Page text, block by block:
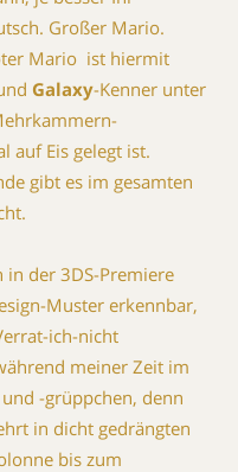
Großer Mario.
Mario  ist hiermit
Galaxy-Kenner unter
auf Eis gelegt ist.
gibt es im gesamten
der 3DS-Premiere
Muster erkennbar,
ich-nicht
meiner Zeit im
-grüppchen, denn
in dicht gedrängten
bis zum